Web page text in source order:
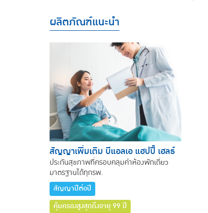
ผลิตภัณฑ์แนะนำ
สัญญาเพิ่มเติม บีแอลเอ แฮปปี้ เฮลธ์
ประกันสุขภาพที่ครอบคลุมค่าห้องพักเดี่ยว
มาตรฐานได้ทุกรพ.
สัญญาปีต่อปี
คุ้มครองสูงสุดถึงอายุ 99 ปี